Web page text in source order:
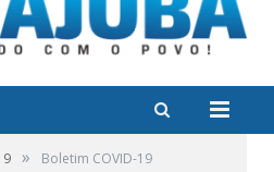
»
Boletim COVID-19